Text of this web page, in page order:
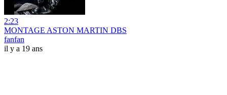
2:23
MONTAGE ASTON MARTIN DBS
fanfan
il y a 19 ans